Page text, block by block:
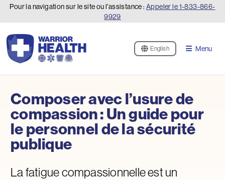
Pour la navigation sur le site ou l'assistance : Appeler le1-833-866-
9929
English Menu
Composer avec l’usure de
compassion : Un guide pour
le personnel de la sécurité
publique
La fatigue compassionnelle est un